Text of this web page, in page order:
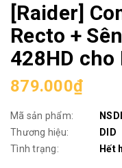
[Raider]
Recto +
428HD cho
879.000₫
Mã sản phẩm:
Thương hiệu:
DID
Tình trạng:
Hết